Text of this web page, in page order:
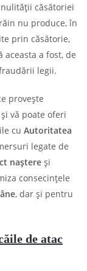
căsătoriei
nu produce, în
prin căsătorie,
aceasta a fost, de
legii.
provește
vă poate oferi
cu Autoritatea
legate de
naștere și
consecințele
, dar și pentru
de atac